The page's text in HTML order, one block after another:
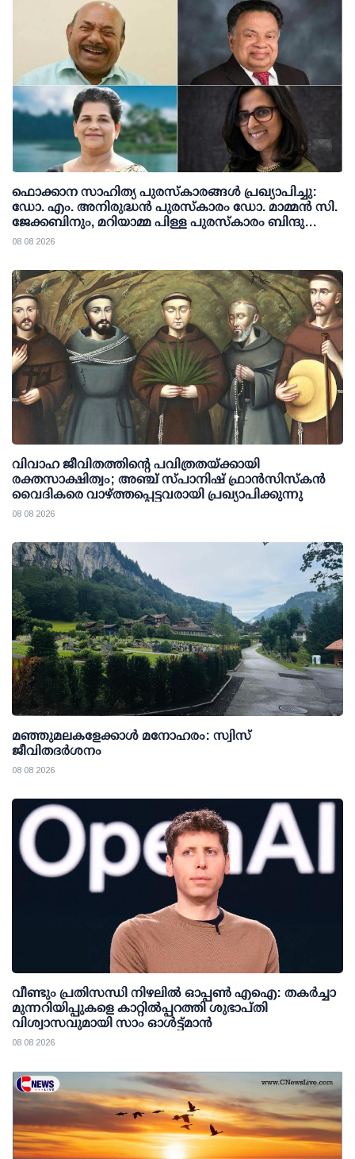
ഫൊക്കാന സാഹിത്യ പുരസ്‌കാരങ്ങള്‍ പ്രഖ്യാപിച്ചു:
ഡോ. എം. അനിരുദ്ധന്‍ പുരസ്‌കാരം ഡോ. മാമ്മന്‍ സി.
ജേക്കബിനും, മറിയാമ്മ പിള്ള പുരസ്‌കാരം ബിന്ദു
കാനയ്ക്കും
08 08 2026
വിവാഹ ജീവിതത്തിന്റെ പവിത്രതയ്ക്കായി
രക്തസാക്ഷിത്വം; അഞ്ച് സ്പാനിഷ് ഫ്രാന്‍സിസ്‌കന്‍
വൈദികരെ വാഴ്ത്തപ്പെട്ടവരായി പ്രഖ്യാപിക്കുന്നു
08 08 2026
മഞ്ഞുമലകളേക്കാൾ മനോഹരം: സ്വിസ്
ജീവിതദർശനം
08 08 2026
വീണ്ടും പ്രതിസന്ധി നിഴലില്‍ ഓപ്പണ്‍ എഐ: തകര്‍ച്ചാ
മുന്നറിയിപ്പുകളെ കാറ്റില്‍പ്പറത്തി ശുഭാപ്തി
വിശ്വാസവുമായി സാം ഓള്‍ട്ട്മാന്‍
08 08 2026